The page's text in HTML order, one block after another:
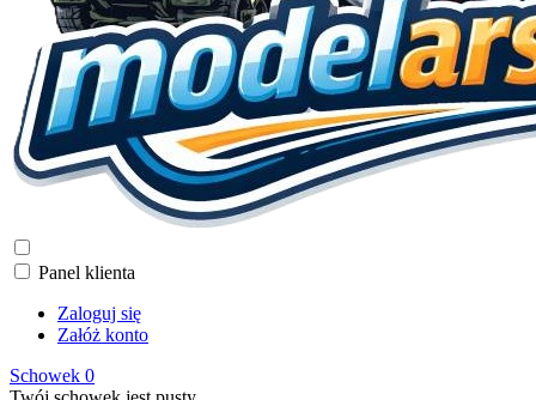
Panel klienta
Zaloguj się
Załóż konto
Schowek 0